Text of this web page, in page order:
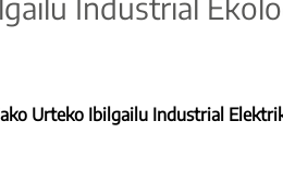
Urteko Ibilgailu Industrial